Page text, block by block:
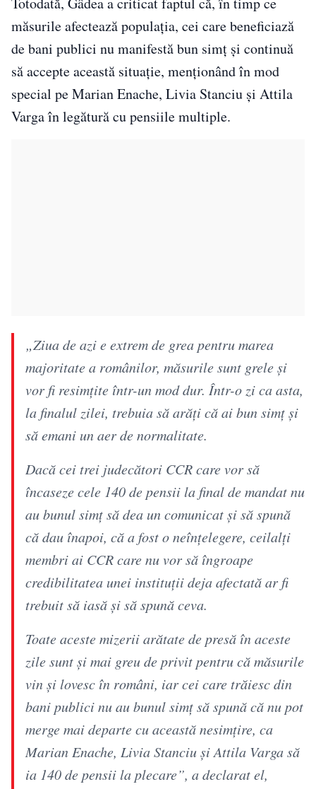
măsurile afectează populația, cei care beneficiază
de bani publici nu manifestă bun simț și continuă
să accepte această situație, menționând în mod
special pe Marian Enache, Livia Stanciu și Attila
Varga în legătură cu pensiile multiple.
„Ziua de azi e extrem de grea pentru marea
majoritate a românilor, măsurile sunt grele și
vor fi resimțite într-un mod dur. Într-o zi ca asta,
la finalul zilei, trebuia să arăți că ai bun simț și
să emani un aer de normalitate.
Dacă cei trei judecători CCR care vor să
încaseze cele 140 de pensii la final de mandat nu
au bunul simț să dea un comunicat și să spună
că dau înapoi, că a fost o neînțelegere, ceilalți
membri ai CCR care nu vor să îngroape
credibilitatea unei instituții deja afectată ar fi
trebuit să iasă și să spună ceva.
Toate aceste mizerii arătate de presă în aceste
zile sunt și mai greu de privit pentru că măsurile
vin și lovesc în români, iar cei care trăiesc din
bani publici nu au bunul simț să spună că nu pot
merge mai departe cu această nesimțire, ca
Marian Enache, Livia Stanciu și Attila Varga să
ia 140 de pensii la plecare”, a declarat el,